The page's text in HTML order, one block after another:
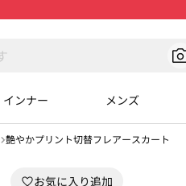
インナー メンズ
艶やかプリント切替フレアースカート